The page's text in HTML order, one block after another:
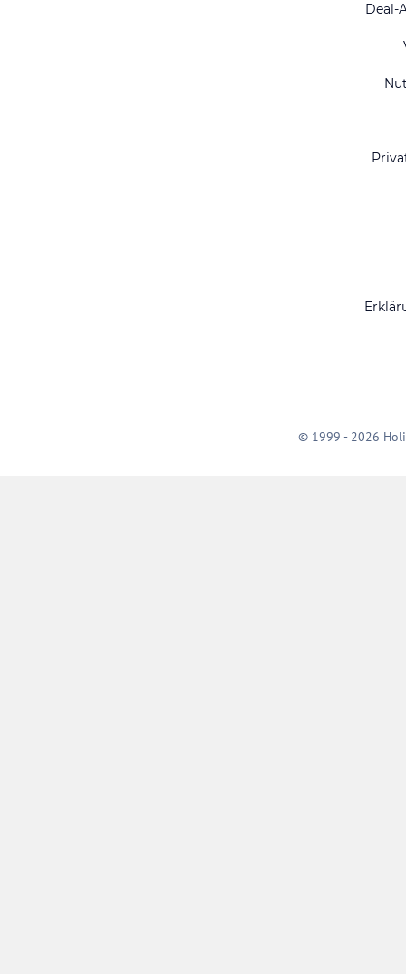
Deal-
© 1999 - 2026